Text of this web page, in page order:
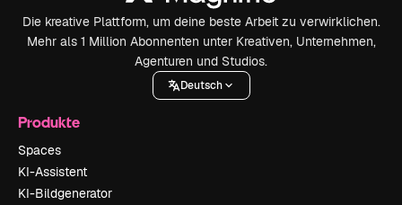
Die kreative Plattform, um deine beste Arbeit zu verwirklichen.
Mehr als 1 Million Abonnenten unter Kreativen, Unternehmen,
Agenturen und Studios.
Deutsch
Produkte
Spaces
KI-Assistent
KI-Bildgenerator